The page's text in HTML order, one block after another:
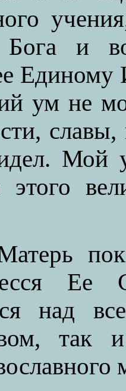
Бога и
Единому
ум не
Мой
этого
над
так